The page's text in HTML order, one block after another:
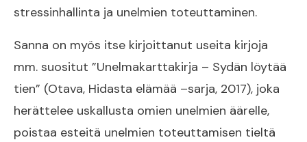
stressinhallinta ja unelmien toteuttaminen.
Sanna on myös itse kirjoittanut useita kirjoja
mm. suositut ”Unelmakarttakirja – Sydän löytää
tien” (Otava, Hidasta elämää –sarja, 2017), joka
herättelee uskallusta omien unelmien äärelle,
poistaa esteitä unelmien toteuttamisen tieltä